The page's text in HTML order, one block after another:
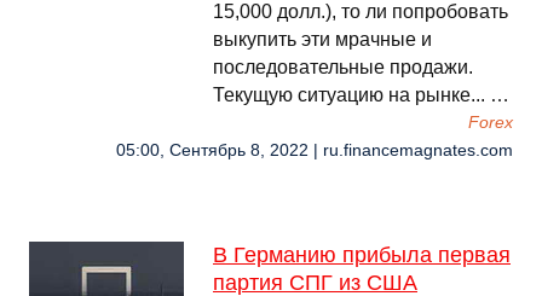
15,000 долл.), то ли попробовать
выкупить эти мрачные и
последовательные продажи.
Текущую ситуацию на рынке... …
Forex
05:00, Сентябрь 8, 2022 | ru.financemagnates.com
В Германию прибыла первая
партия СПГ из США